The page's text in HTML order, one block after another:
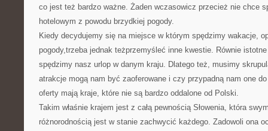
co jest też bardzo ważne. Żaden wczasowicz przecież nie chce
hotelowym z powodu brzydkiej pogody.
Kiedy decydujemy się na miejsce w którym spędzimy wakacje,
pogody,trzeba jednak teżprzemyśleć inne kwestie. Równie
spędzimy nasz urlop w danym kraju. Dlatego też, musimy
atrakcje mogą nam być zaoferowane i czy przypadną nam one
oferty mają kraje, które nie są bardzo oddalone od Polski.
Takim właśnie krajem jest z całą pewnością Słowenia, która
różnorodnością jest w stanie zachwycić każdego. Zadowoli ona